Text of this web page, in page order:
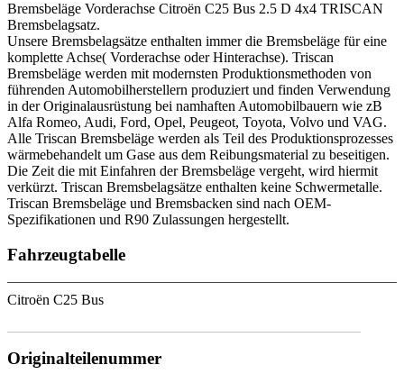
Bremsbeläge Vorderachse Citroën C25 Bus 2.5 D 4x4 TRISCAN
Bremsbelagsatz.
Unsere Bremsbelagsätze enthalten immer die Bremsbeläge für eine
komplette Achse( Vorderachse oder Hinterachse). Triscan
Bremsbeläge werden mit modernsten Produktionsmethoden von
führenden Automobilherstellern produziert und finden Verwendung
in der Originalausrüstung bei namhaften Automobilbauern wie zB
Alfa Romeo, Audi, Ford, Opel, Peugeot, Toyota, Volvo und VAG.
Alle Triscan Bremsbeläge werden als Teil des Produktionsprozesses
wärmebehandelt um Gase aus dem Reibungsmaterial zu beseitigen.
Die Zeit die mit Einfahren der Bremsbeläge vergeht, wird hiermit
verkürzt. Triscan Bremsbelagsätze enthalten keine Schwermetalle.
Triscan Bremsbeläge und Bremsbacken sind nach OEM-
Spezifikationen und R90 Zulassungen hergestellt.
Fahrzeugtabelle
Citroën C25 Bus
Originalteilenummer